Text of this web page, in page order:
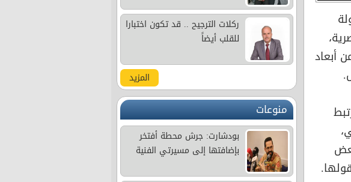
أبعاد
ركلات الترجيح .. قد تكون اختبارا
للقلب أيضاً
المزيد
منوعات
بودشارت: جرش محطة أفتخر
بإضافتها إلى مسيرتي الفنية